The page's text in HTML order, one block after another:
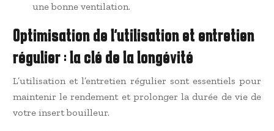
une bonne ventilation.
Optimisation de l’utilisation et entretien
régulier : la clé de la longévité
L’utilisation et l’entretien régulier sont essentiels pour
maintenir le rendement et prolonger la durée de vie de
votre insert bouilleur.